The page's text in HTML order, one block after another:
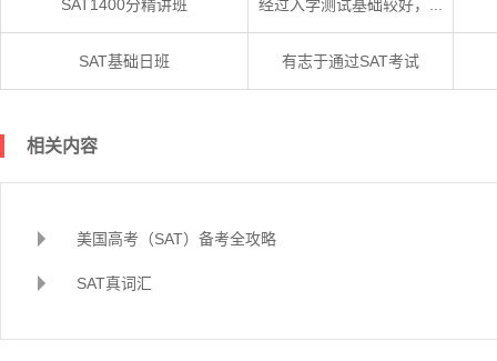
SAT1400分精讲班 经过入学测试基础较好，...
SAT基础日班 有志于通过SAT考试
相关内容
美国高考（SAT）备考全攻略
SAT真词汇